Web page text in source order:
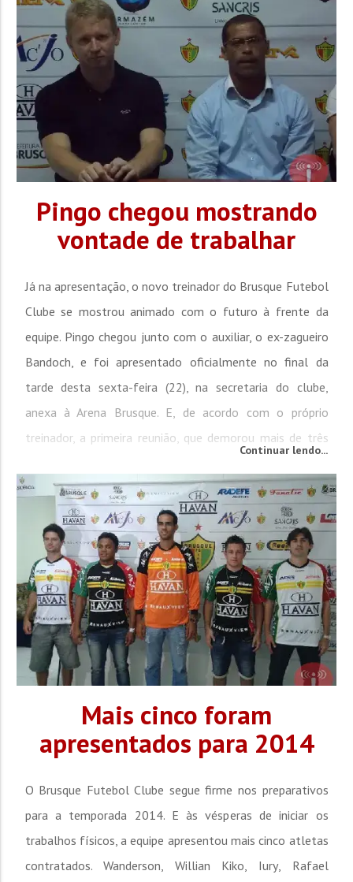
Abertos de Santa...
Pingo chegou mostrando
vontade de trabalhar
Já na apresentação, o novo treinador do Brusque Futebol
Clube se mostrou animado com o futuro à frente da
equipe. Pingo chegou junto com o auxiliar, o ex-zagueiro
Bandoch, e foi apresentado oficialmente no final da
tarde desta sexta-feira (22), na secretaria do clube,
anexa à Arena Brusque. E, de acordo com o próprio
treinador, a primeira reunião, que demorou mais de três
Brusque. Sempre tive a vontade de trabalhar aqui, e...
Continuar lendo...
Mais cinco foram
apresentados para 2014
O Brusque Futebol Clube segue firme nos preparativos
para a temporada 2014. E às vésperas de iniciar os
trabalhos físicos, a equipe apresentou mais cinco atletas
contratados. Wanderson, Willian Kiko, Iury, Rafael